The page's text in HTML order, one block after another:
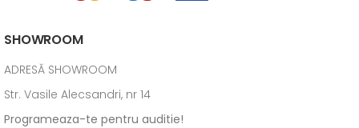
SHOWROOM
ADRESĂ SHOWROOM
Str. Vasile Alecsandri, nr 14
Programeaza-te pentru auditie!